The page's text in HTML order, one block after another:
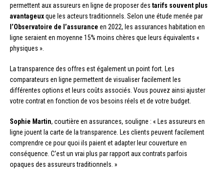
permettent aux assureurs en ligne de proposer des tarifs souvent plus
avantageuxque les acteurs traditionnels. Selon une étude menée par
l’Observatoire de l’assurance en 2022, les assurances habitation en
ligne seraient en moyenne 15% moins chères que leurs équivalents «
physiques ».
La transparence des offres est également un point fort. Les
comparateurs en ligne permettent de visualiser facilement les
différentes options et leurs coûts associés. Vous pouvez ainsi ajuster
votre contrat en fonction de vos besoins réels et de votre budget.
Sophie Martin, courtière en assurances, souligne : « Les assureurs en
ligne jouent la carte de la transparence. Les clients peuvent facilement
comprendre ce pour quoi ils paient et adapter leur couverture en
conséquence. C’est un vrai plus par rapport aux contrats parfois
opaques des assureurs traditionnels. »